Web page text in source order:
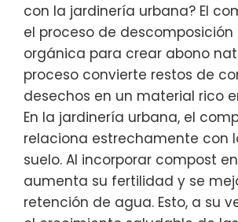
con la jardinería urbana? El
el proceso de
orgánica para crear abono
proceso convierte restos de
desechos en un material rico
En la jardinería urbana, el
relaciona estrechamente con
suelo. Al incorporar compost
aumenta su fertilidad y se
retención de agua. Esto, a su